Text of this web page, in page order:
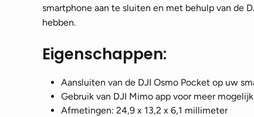
smartphone aan te sluiten en met behulp van de
hebben.
Eigenschappen:
Aansluiten van de DJI Osmo Pocket op uw
Gebruik van DJI Mimo app voor meer
Afmetingen: 24,9 x 13,2 x 6,1 millimeter